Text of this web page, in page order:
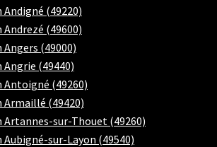
(49220)
(49600)
(49000)
(49440)
Antoigné (49260)
Armaillé (49420)
Artannes-sur-Thouet (49260)
Aubigné-sur-Layon (49540)